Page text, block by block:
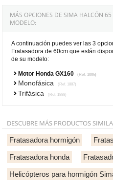
MÁS OPCIONES DE SIMA HALCÓN
MODELO:
A continuación puedes ver las 3
Fratasadora de 60cm que están
de su modelo:
Motor Honda GX160 (Ref. 1886)
Monofásica (Ref. 1887)
Trifásica (Ref. 1888)
DESCUBRE MÁS PRODUCTOS
Fratasadora hormigón
Fratasadora honda
Helicópteros para hormigón